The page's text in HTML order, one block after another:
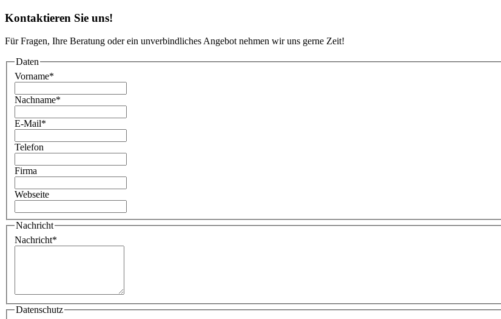
Kontaktieren Sie uns!
Für Fragen, Ihre Beratung oder ein unverbindliches Angebot nehmen wir uns gerne Zeit!
Daten
Vorname*
Nachname*
E-Mail*
Telefon
Firma
Webseite
Nachricht
Nachricht*
Datenschutz